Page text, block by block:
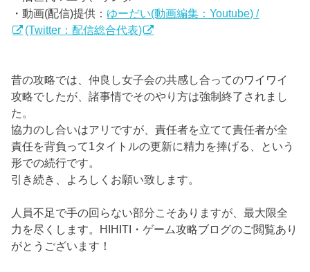
・動画(配信)提供： ゆーだい(動画編集：Youtube) /
(Twitter：配信総合代表)
昔の攻略では、仲良し女子会の共感し合ってのワイワイ
攻略でしたが、諸事情でそのやり方は強制終了されまし
た。
協力のし合いはアリですが、責任者を立てて責任者が全
責任を背負って1タイトルの更新に精力を捧げる、という
形での続行です。
引き続き、よろしくお願い致します。
人員不足で手の回らない部分こそありますが、最大限全
力を尽くします。HIHITI・ゲーム攻略ブログのご閲覧あり
がとうございます！